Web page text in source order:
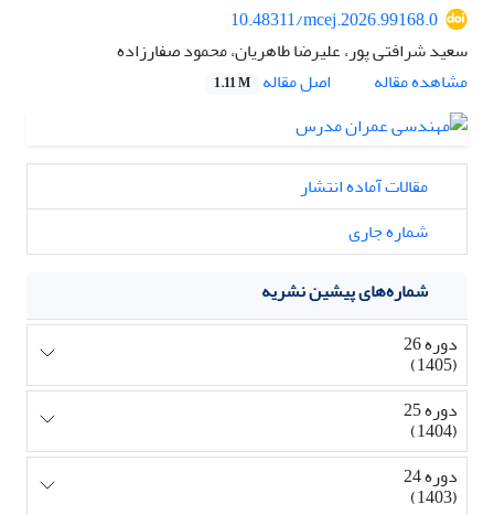
10.48311/mcej.2026.99168.0
سعید شرافتی پور، علیرضا طاهریان، محمود صفارزاده
مشاهده مقاله
اصل مقاله 1.11 M
مقالات آماده انتشار
شماره جاری
شماره‌های پیشین نشریه
دوره 26
(1405)
دوره 25
(1404)
دوره 24
(1403)